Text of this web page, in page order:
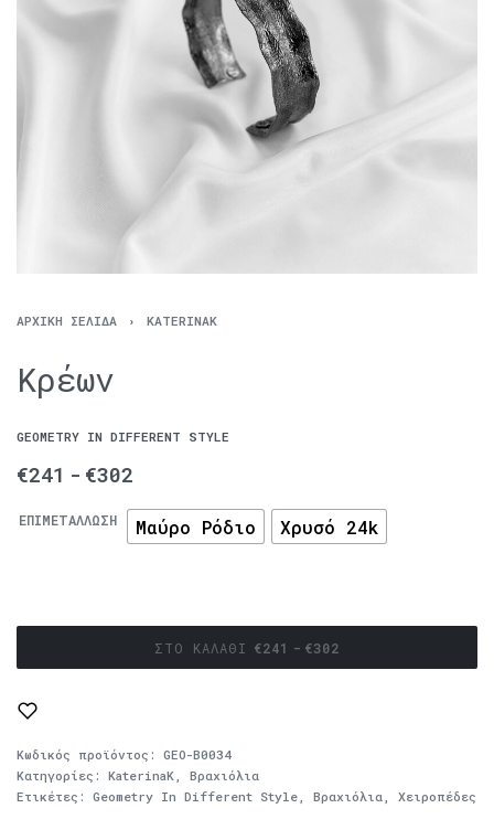
ΑΡΧΙΚΉ ΣΕΛΊΔΑ › KATERINAK
Κρέων
GEOMETRY IN DIFFERENT STYLE
€241 €302
ΕΠΙΜΕΤΆΛΛΩΣΗ Μαύρο Ρόδιο Χρυσό 24k
€241 €302
ΣΤΟ ΚΑΛΆΘΙ
Κωδικός προϊόντος: GEO-B0034
Κατηγορίες: KaterinaK, Βραχιόλια
Ετικέτες: Geometry In Different Style, Βραχιόλια, Χειροπέδες